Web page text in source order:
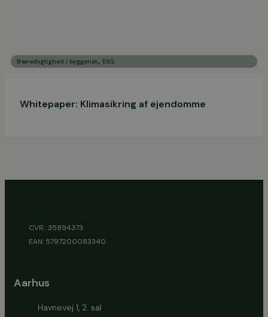
Bæredygtighed i byggeriet, ESG
Whitepaper: Klimasikring af ejendomme
CVR.: 35894373
EAN: 5797200083340
Aarhus
Havnevej 1, 2. sal